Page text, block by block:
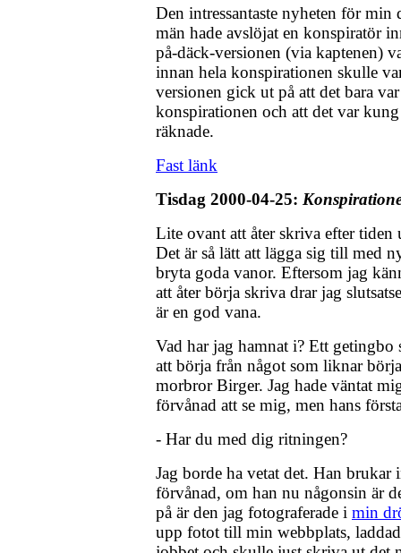
Den intressantaste nyheten för min
män hade avslöjat en konspiratör
på-däck-versionen (via kaptenen)
innan hela konspirationen skulle
versionen gick ut på att det bara
konspirationen och att det var
räknade.
Fast länk
Tisdag 2000-04-25:
Lite ovant att åter skriva efter tiden
Det är så lätt att lägga sig till med
bryta goda vanor. Eftersom jag
att åter börja skriva drar jag
är en god vana.
Vad har jag hamnat i? Ett
att börja från något som liknar
morbror Birger. Jag hade väntat
förvånad att se mig, men hans
- Har du med dig ritningen?
Jag borde ha vetat det. Han brukar
förvånad, om han nu någonsin är
på är den jag fotograferade i min
upp fotot till min webbplats,